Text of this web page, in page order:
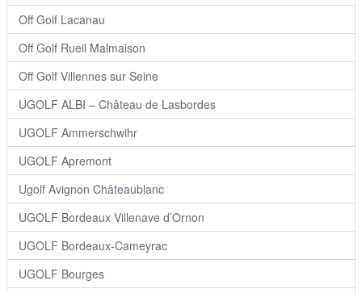
Off Golf Lacanau
Off Golf Rueil Malmaison
Off Golf Villennes sur Seine
UGOLF ALBI – Château de Lasbordes
UGOLF Ammerschwihr
UGOLF Apremont
Ugolf Avignon Châteaublanc
UGOLF Bordeaux Villenave d’Ornon
UGOLF Bordeaux-Cameyrac
UGOLF Bourges